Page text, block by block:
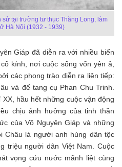
tại trường tư thục Thăng Long, làm
Hà Nội (1932 - 1939)
Giáp đã diễn ra với nhiều biến
kính, nơi cuộc sống vốn yên ả,
các phong trào diễn ra liên tiếp:
và để tang cụ Phan Chu Trinh.
hầu hết những cuộc vận động
chịu ảnh hưởng của tinh thần
của Võ Nguyên Giáp và những
Châu là người anh hùng dân tộc
triệu người dân Việt Nam. Cuộc
vọng cứu nước mãnh liệt cùng